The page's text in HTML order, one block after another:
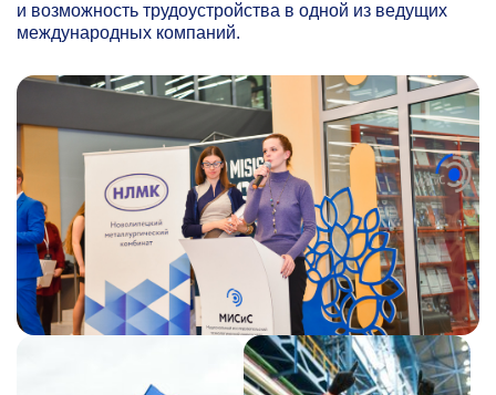
и возможность трудоустройства в одной из ведущих
международных компаний.